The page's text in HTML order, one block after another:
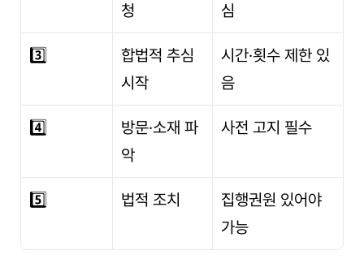
청
심
3️⃣
합법적 추심
시작
시간·횟수 제한 있
음
4️⃣
방문·소재 파
악
사전 고지 필수
5️⃣ 법적 조치
집행권원 있어야
가능